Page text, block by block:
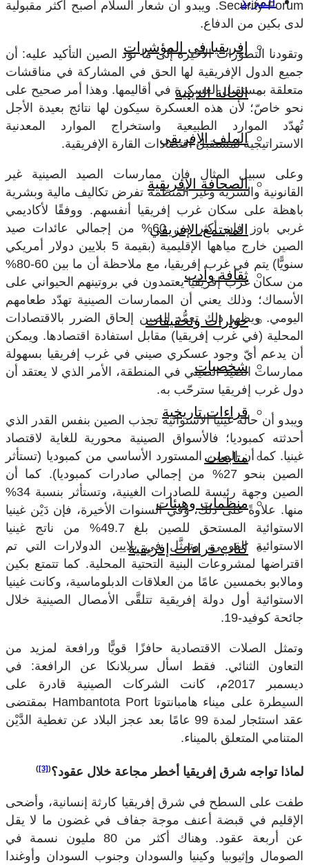
إفريقيا في المؤشرات
الحالة الدينية
الملف الإفريقي
الصحافة الإفريقية
المجتمع الإفريقي
ثقافة وأدب
حوارات وتحقيقات
شخصيات
قراءات تاريخية
متابعات
منظمات وهيئات
كتاب قراءات إفريقية
Security Forum. ويبدو أن شعار السلام أصبح أكثر مقبولية
لدى بكين من الدفاع.
وتقودنا التطورات الأخيرة إلى ما تود الصين التأكيد عليه: أن
جميع الدول الإفريقية لها الحق في المشاركة في مناقشات
متعلقة بمستقبل العسكرة في أقاليمها. وهذا أمر صحيح على
نحو خاصّ؛ لأن هذه العسكرة سيكون لها نتائج بعيدة الأجل
تُهدّد الموارد الطبيعية واستخراج الموارد المعدنية
الاستراتيجية لمستقبل اقتصادات القارة الإفريقية.
وعلى سبيل المثال فإن ممارسات الصيد الصينية غير
القانونية والسرية وغير المنظمة تفرض تكاليف مالية وبشرية
باهظة على سكان غرب إفريقيا أنفسهم. ووفقًا لأكاديمي
غربي بارز فإن أكثر من 60% من إجمالي عائدات صيد
الصين خارج مياهها الإقليمية (بقيمة 5 بلايين دولار أمريكي
سنويًّا) يتم في غرب إفريقيا، مع ملاحظة أن ما بين 60-80%
من سكان غرب إفريقيا يعتمدون في بروتينهم الحيواني على
الأسماك؛ وذلك يعني أن الممارسات الصينية تهدّد طعامهم
اليومي. ويظهر ذلك تعمُّد الصين إلحاق الضرر بالاقتصادات
المحلية (في غرب إفريقيا) مقابل استفادة اقتصادها. ويمكن
أن يدعم أيّ وجود عسكري صيني في غرب إفريقيا بسهولة
ممارسات الصيد الصيني في المنطقة، الأمر الذي لا يعتقد أن
دول غرب إفريقيا سترحّب به.
ويبدو أن حالة غينيا الاستوائية تجذب الصين بنفس القدر الذي
أحدثته كمبوديا؛ فالأسواق الصينية محورية للغاية لاقتصاد
غينيا. كما أن الصين المستورد الأساسي من كمبوديا (تستأثر
الصين بنحو 27% من إجمالي صادرات كمبوديا). كما أن
الصين وجهة رئيسة للصادرات الغينية، وتستأثر بنسبة 34%
منها. علاوةً على ذلك، وفي السنوات الأخيرة، فإن دَيْن غينيا
الاستوائية المستحق للصين بلغ 49.7% من ناتج غينيا
الاستوائية القومي، وتمثَّل في بلايين الدولارات التي تم
اقتراضها لمشروعات البنية التحتية المحلية. كما تتمتع بكين
ومالابو بخمسين عامًا من العلاقات الدبلوماسية، وكانت غينيا
الاستوائية أول دولة إفريقية تتلقَّى الأمصال الصينية خلال
جائحة كوفيد-19.
وتمثل الصلات الاقتصادية حافزًا قويًّا ورافعة لمزيد من
التعاون الثنائي. فقط اسأل سريلانكا عن الرافعة: في
ديسمبر 2017م، كانت الشركات الصينية قادرة على
السيطرة على ميناء هامبانتوتاHambantota Port بمقتضى
عقد استئجار لمدة 99 عامًا بعد عجز البلاد عن تغطية الدَّيْن
المتنامي المتعلق بالميناء.
لماذا تواجه شرق إفريقيا أخطر مجاعة خلال عقود؟(
[3]
)
طفت على السطح في شرق إفريقيا كارثة إنسانية، وأضحى
الإقليم في قبضة أعنف موجة جفاف في غضون ما لا يقل
عن أربعة عقود. وهناك أكثر من 80 مليون نسمة في
الصومال وإثيوبيا وكينيا والسودان وجنوب السودان وأوغندا